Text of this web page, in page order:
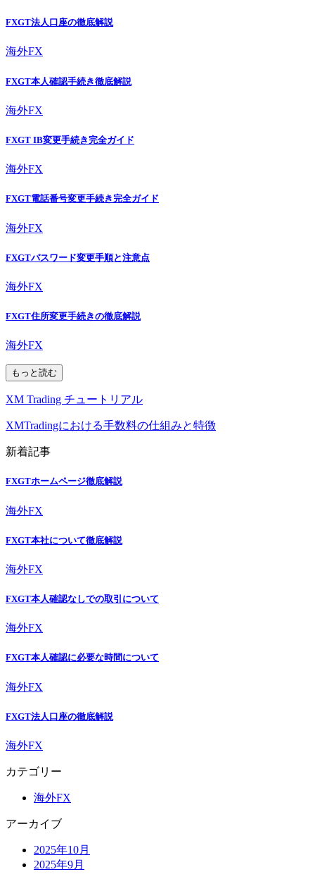
FXGT法人口座の徹底解説
海外FX
FXGT本人確認手続き徹底解説
海外FX
FXGT IB変更手続き完全ガイド
海外FX
FXGT電話番号変更手続き完全ガイド
海外FX
FXGTパスワード変更手順と注意点
海外FX
FXGT住所変更手続きの徹底解説
海外FX
もっと読む
XM Trading チュートリアル
XMTradingにおける手数料の仕組みと特徴
新着記事
FXGTホームページ徹底解説
海外FX
FXGT本社について徹底解説
海外FX
FXGT本人確認なしでの取引について
海外FX
FXGT本人確認に必要な時間について
海外FX
FXGT法人口座の徹底解説
海外FX
カテゴリー
海外FX
アーカイブ
2025年10月
2025年9月